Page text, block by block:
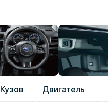
Кузов Двигатель